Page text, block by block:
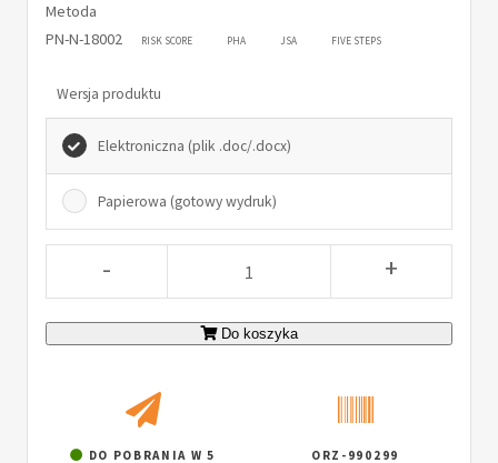
Metoda
PN-N-18002
RISK SCORE PHA JSA FIVE STEPS
Wersja produktu
Elektroniczna (plik .doc/.docx)
Papierowa (gotowy wydruk)
- +
Do koszyka
DO POBRANIA W 5
ORZ-990299